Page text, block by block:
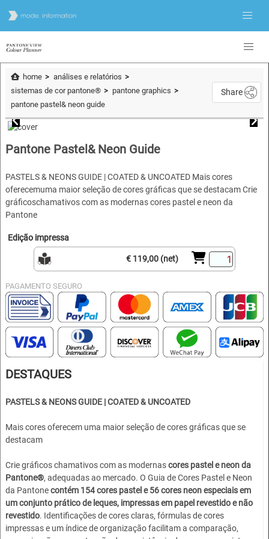
home
análises e relatórios
sistemas de cor pantone®
pantone graphics
pantone pastel& neon guide
Share
Pantone Pastel& Neon Guide
PASTELS & NEONS GUIDE | COATED & UNCOATED Mais cores
oferecemuma maior seleção de cores gráficas que se destacam Crie
gráficoschamativos com as modernas cores pastel e neon da
Pantone
Edição impressa
€ 119,00 (net)
PAGAMENTO SEGURO
DESTAQUES
PASTELS & NEONS GUIDE | COATED & UNCOATED
Mais cores oferecem uma maior seleção de cores gráficas que se
destacam
Crie gráficos chamativos com as modernascores pastel e neon da
Pantone®, adequadas ao mercado. O Guia de Cores Pastel e Neon
da Pantonecontém 154 cores pastel e 56 cores neon especiais em
um conjunto prático de leques, impressas em papel revestido e não
revestido. Identificações de cores claras, fórmulas de cores
impressas e um índice de organização facilitam a comparação,